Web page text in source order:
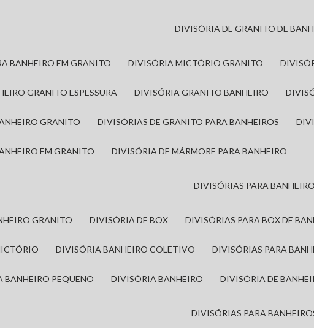
DIVISÓRIA DE GRANITO DE
BANHEIRO EM GRANITO DIVISÓRIA MICTÓRIO GRANITO
GRANITO ESPESSURA DIVISÓRIA GRANITO BANHEIRO
GRANITO DIVISÓRIAS DE GRANITO PARA BANHEIROS
EM GRANITO DIVISÓRIA DE MÁRMORE PARA BANHEIRO
DIVISÓRIAS PARA BANHEIRO
GRANITO DIVISÓRIA DE BOX DIVISÓRIAS PARA BOX DE
DIVISÓRIA BANHEIRO COLETIVO DIVISÓRIAS PARA
BANHEIRO PEQUENO DIVISÓRIA BANHEIRO DIVISÓRIA DE
DIVISÓRIAS PARA